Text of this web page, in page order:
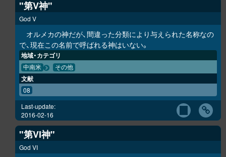
"第V神"
God V
オルメカの神だが、間違った分類により与えられた名称なの
で、現在この名前で呼ばれる神はいない。
地域・カテゴリ
中南米 その他
文献
08
Last-update:
2016-02-16
"第VI神"
God VI